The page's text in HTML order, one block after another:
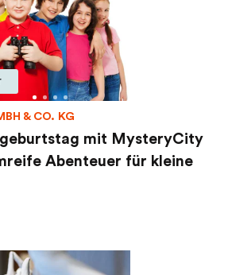
& CO. KG
mit MysteryCity
Abenteuer für kleine